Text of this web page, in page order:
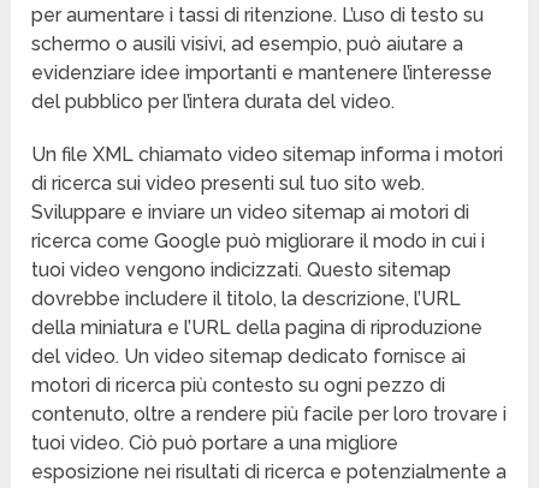
per aumentare i tassi di ritenzione. L’uso di testo su
schermo o ausili visivi, ad esempio, può aiutare a
evidenziare idee importanti e mantenere l’interesse
del pubblico per l’intera durata del video.
Un file XML chiamato video sitemap informa i motori
di ricerca sui video presenti sul tuo sito web.
Sviluppare e inviare un video sitemap ai motori di
ricerca come Google può migliorare il modo in cui i
tuoi video vengono indicizzati. Questo sitemap
dovrebbe includere il titolo, la descrizione, l’URL
della miniatura e l’URL della pagina di riproduzione
del video. Un video sitemap dedicato fornisce ai
motori di ricerca più contesto su ogni pezzo di
contenuto, oltre a rendere più facile per loro trovare i
tuoi video. Ciò può portare a una migliore
esposizione nei risultati di ricerca e potenzialmente a